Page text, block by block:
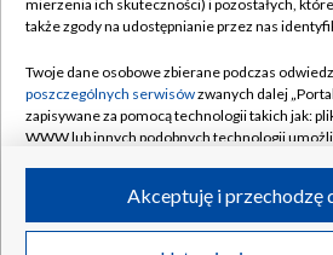
Naziemna Telewizja Cyfrowa
Rada Programowa
System NOS
Informacje o nadawcy
Program dla prasy
Pomoc
Kontakt
Kanały
©2026 Telewizja Polska
mierzenia ich skuteczności) i pozostałych,
także zgody na udostępnianie przez nas
Twoje dane osobowe zbierane podczas
poszczególnych serwisówzwanych dalej
zapisywane za pomocą technologii takich jak:
WWW lub innych podobnych technologii
ruchu w Internecie.
Twoje dane osobowe zbierane podczas
Akceptuję i przechodzę